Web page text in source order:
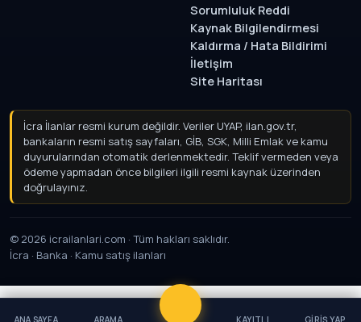
Sorumluluk Reddi
Kaynak Bilgilendirmesi
Kaldırma / Hata Bildirimi
İletişim
Site Haritası
İcra İlanlar resmi kurum değildir. Veriler UYAP, ilan.gov.tr,
bankaların resmi satış sayfaları, GİB, SGK, Milli Emlak ve kamu
duyurularından otomatik derlenmektedir. Teklif vermeden
veya ödeme yapmadan önce bilgileri ilgili resmi kaynak
üzerinden doğrulayınız.
© 2026 icrailanlari.com · Tüm hakları saklıdır.
İcra · Banka · Kamu satış ilanları